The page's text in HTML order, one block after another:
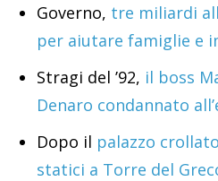
Governo, tre miliardi
per aiutare famiglie e
Stragi del ’92, il boss
Denaro condannato
Dopo il palazzo
statici a Torre del